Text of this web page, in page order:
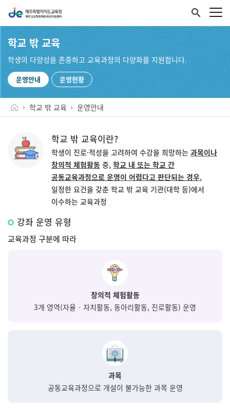
search
학교 밖 교육
학생의 다양성을 존중하고 교육과정의 다양화를 지원합니다.
운영안내 운영현황
학교 밖 교육 운영안내
학교 밖 교육이란?
학생이 진로·적성을 고려하여 수강을 희망하는 과목이나
창의적 체험활동중, 학교 내 또는 학교 간
공동교육과정으로 운영이 어렵다고 판단되는 경우,
일정한 요건을 갖춘 학교 밖 교육 기관(대학 등)에서
이수하는 교육과정
강좌 운영 유형
교육과정 구분에 따라
창의적 체험활동
3개 영역(자율‧자치활동, 동아리활동, 진로활동) 운영
과목
공동교육과정으로 개설이 불가능한 과목 운영